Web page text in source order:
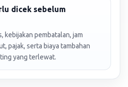
dicek sebelum
kebijakan pembatalan, jam
pajak, serta biaya tambahan
yang terlewat.